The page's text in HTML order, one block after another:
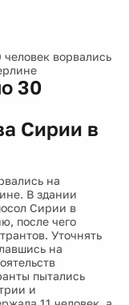
ворвались
30
Сирии в
на
В здании
Сирии в
после чего
Уточнять
на
пытались
и